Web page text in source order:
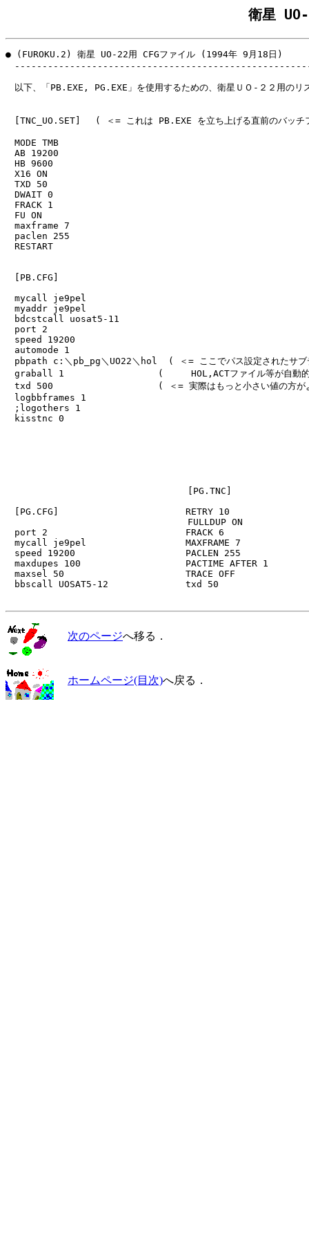
衛星
● (FUROKU.2) 衛星 UO-22用 CFGファイル (1994年 9月18日)
以下、「PB.EXE, PG.EXE」を使用するための、衛星ＵＯ-２２用のリ
[TNC_UO.SET]　 ( ＜= これは PB.EXE を立ち上げる直前のバッチ
MODE TMB
AB 19200
HB 9600
X16 ON
TXD 50
DWAIT 0
FRACK 1
FU ON
maxframe 7
paclen 255
RESTART
[PB.CFG]
mycall je9pel
myaddr je9pel
bdcstcall uosat5-11
port 2
speed 19200
automode 1
pbpath c:＼pb_pg＼UO22＼hol  ( ＜= ここでパス設定されたサブ
graball 1                 (     HOL,ACTファイル等が自動的に
txd 500                   ( ＜= 実際はもっと小さい値の方が
logbbframes 1
;logothers 1
kisstnc 0
[PG.TNC]
[PG.CFG]                       RETRY 10
FULLDUP ON
port 2                         FRACK 6
mycall je9pel                  MAXFRAME 7
speed 19200                    PACLEN 255
maxdupes 100                   PACTIME AFTER 1
maxsel 50                      TRACE OFF
bbscall UOSAT5-12              txd 50
次のページへ移る．
ホームページ(目次)へ戻る．